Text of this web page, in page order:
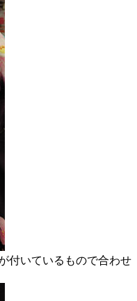
付いているもので合わせ